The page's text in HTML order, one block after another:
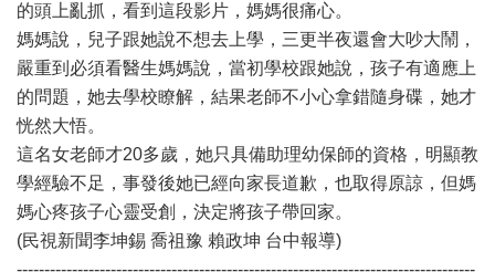
的頭上亂抓，看到這段影片，媽媽很痛心。
媽媽說，兒子跟她說不想去上學，三更半夜還會大吵大鬧，
嚴重到必須看醫生媽媽說，當初學校跟她說，孩子有適應上
的問題，她去學校瞭解，結果老師不小心拿錯隨身碟，她才
恍然大悟。
這名女老師才20多歲，她只具備助理幼保師的資格，明顯教
學經驗不足，事發後她已經向家長道歉，也取得原諒，但媽
媽心疼孩子心靈受創，決定將孩子帶回家。
(民視新聞李坤錫 喬祖豫 賴政坤 台中報導)